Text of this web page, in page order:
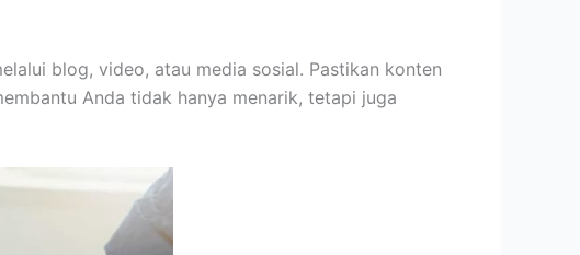
blog, video, atau media sosial. Pastikan konten
Anda tidak hanya menarik, tetapi juga